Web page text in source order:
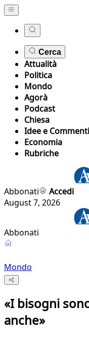
Cerca
Attualità
Politica
Mondo
Agorà
Podcast
Chiesa
Idee e Commenti
Economia
Rubriche
Abbonati
Accedi
August 7, 2026
Abbonati
Mondo
«I bisogni
anche»